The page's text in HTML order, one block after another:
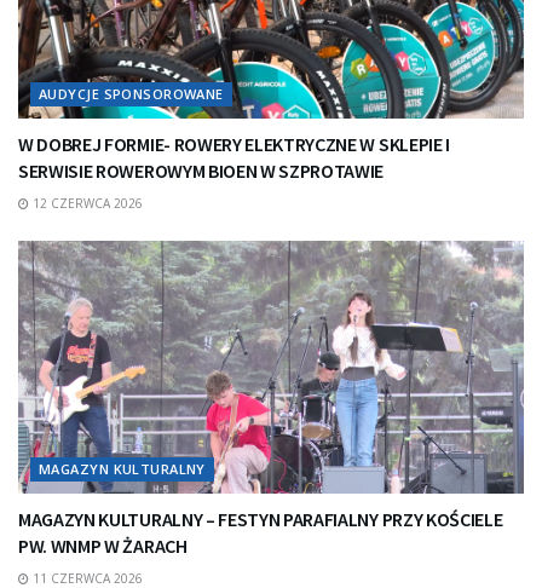
AUDYCJE SPONSOROWANE
W DOBREJ FORMIE- ROWERY ELEKTRYCZNE W SKLEPIE I
SERWISIE ROWEROWYM BIOEN W SZPROTAWIE
12 CZERWCA 2026
MAGAZYN KULTURALNY
MAGAZYN KULTURALNY – FESTYN PARAFIALNY PRZY KOŚCIELE
PW. WNMP W ŻARACH
11 CZERWCA 2026